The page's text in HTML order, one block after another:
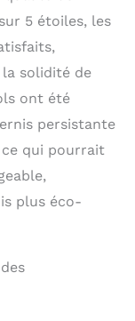
5 étoiles, les
solidité de
ont été
persistante
qui pourrait
plus éco-